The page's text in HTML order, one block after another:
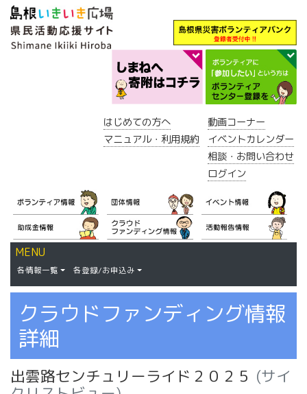
はじめての方へ
マニュアル・利用規約
動画コーナー
イベントカレンダー
相談・お問い合わせ
ログイン
MENU
各情報一覧 各登録/お申込み
クラウドファンディング情報
詳細
出雲路センチュリーライド２０２５ (サイ